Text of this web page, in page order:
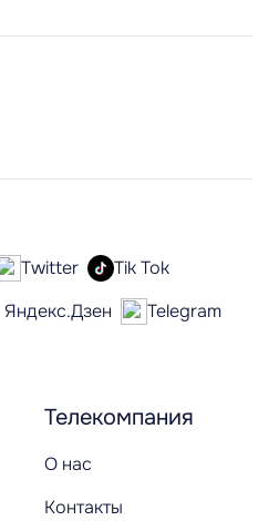
Телекомпания
О нас
Контакты
Twitter
Tik Tok
Яндекс.Дзен
Telegram